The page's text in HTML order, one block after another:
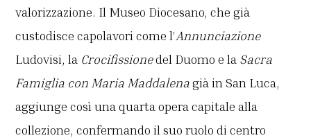
valorizzazione. Il Museo Diocesano, che già
custodisce capolavori come l’Annunciazione
Ludovisi, la Crocifissionedel Duomo e la Sacra
Famiglia con Maria Maddalenagià in San Luca,
aggiunge così una quarta opera capitale alla
collezione, confermando il suo ruolo di centro